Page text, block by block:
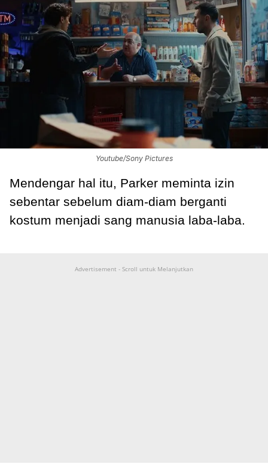
Youtube/Sony Pictures
Mendengar hal itu, Parker meminta izin
sebentar sebelum diam-diam berganti
kostum menjadi sang manusia laba-laba.
Advertisement - Scroll untuk Melanjutkan